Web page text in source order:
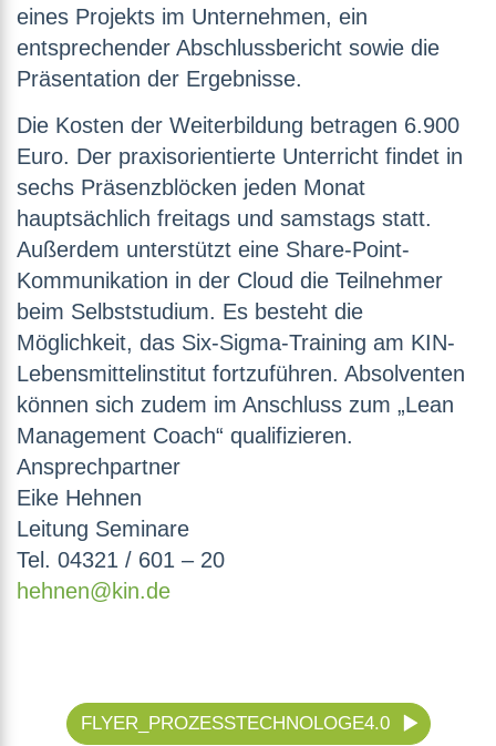
eines Projekts im Unternehmen, ein
entsprechender Abschlussbericht sowie die
Präsentation der Ergebnisse.
Die Kosten der Weiterbildung betragen 6.900
Euro. Der praxisorientierte Unterricht findet in
sechs Präsenzblöcken jeden Monat
hauptsächlich freitags und samstags statt.
Außerdem unterstützt eine Share-Point-
Kommunikation in der Cloud die Teilnehmer
beim Selbststudium. Es besteht die
Möglichkeit, das Six-Sigma-Training am KIN-
Lebensmittelinstitut fortzuführen. Absolventen
können sich zudem im Anschluss zum „Lean
Management Coach“ qualifizieren.
Ansprechpartner
Eike Hehnen
Leitung Seminare
Tel. 04321 / 601 – 20
hehnen@kin.de
FLYER_PROZESSTECHNOLOGE4.0